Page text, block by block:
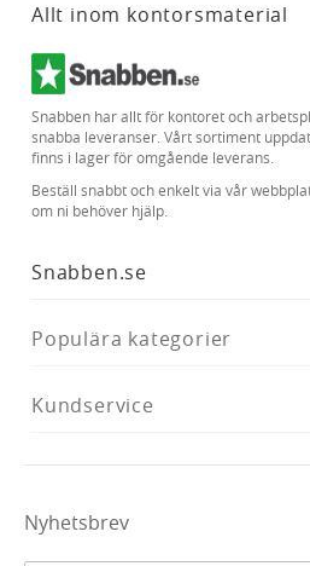
Allt inom kontorsmaterial
Snabben har allt för kontoret och
snabba leveranser. Vårt sortiment
finns i lager för omgående leverans.
Beställ snabbt och enkelt via vår
om ni behöver hjälp.
Snabben.se
Populära kategorier
Kundservice
Nyhetsbrev